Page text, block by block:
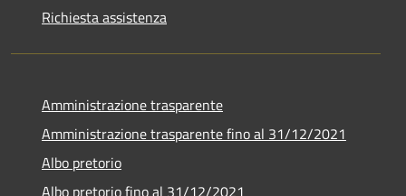
Richiesta assistenza
Amministrazione trasparente
Amministrazione trasparente fino al 31/12/2021
Albo pretorio
Albo pretorio fino al 31/12/2021